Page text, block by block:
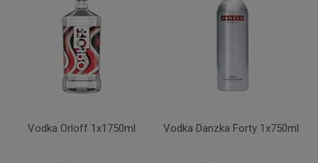
Vodka Orloff 1x1750ml Vodka Danzka Forty 1x750ml